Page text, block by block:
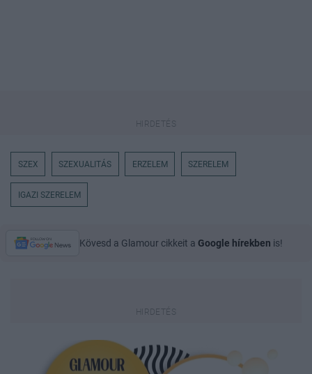
SZEX SZEXUALITÁS ERZELEM SZERELEM
IGAZI SZERELEM
Kövesd a Glamour cikkeit a Google hírekben is!